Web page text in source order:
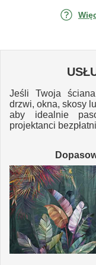
Jeśli Twoja
drzwi, okna, skosy
aby idealnie
projektanci